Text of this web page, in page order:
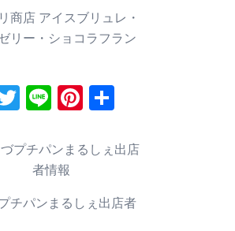
商店 アイスブリュレ・
リー・ショコラフラン
TwitterLinePinterest
チパンまるしぇ出店者